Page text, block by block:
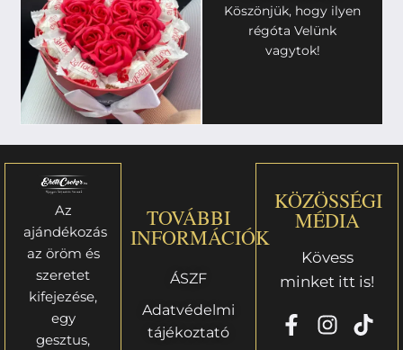
Köszönjük, hogy ilyen
régóta Velünk
vagytok!
Az
ajándékozás
az öröm és
szeretet
kifejezése,
egy
gesztus,
TOVÁBBI
INFORMÁCIÓK
ÁSZF
Adatvédelmi
tájékoztató
KÖZÖSSÉGI
MÉDIA
Kövess
minket itt is!